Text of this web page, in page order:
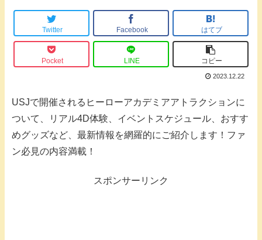
Twitter Facebook はてブ
Pocket LINE コピー
2023.12.22
USJで開催されるヒーローアカデミアアトラクションに
ついて、リアル4D体験、イベントスケジュール、おすす
めグッズなど、最新情報を網羅的にご紹介します！ファ
ン必見の内容満載！
スポンサーリンク